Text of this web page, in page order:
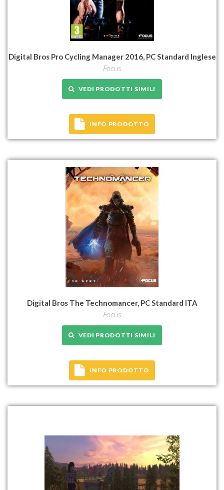
Digital Bros Pro Cycling Manager 2016, PC Standard Inglese
Focus
VEDI PRODOTTI SIMILI
INFO PRODOTTO
Digital Bros The Technomancer, PC Standard ITA
Focus
VEDI PRODOTTI SIMILI
INFO PRODOTTO